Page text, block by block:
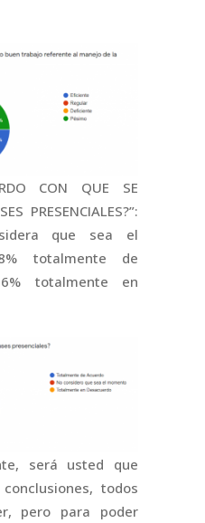
CON QUE SE
PRESENCIALES?”:
que sea el
totalmente de
totalmente en
será usted que
todos
pero para poder